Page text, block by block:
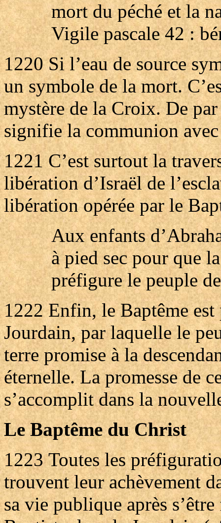
mort du péché et la
Vigile pascale 42 :
1220 Si l’eau de source
un symbole de la mort.
mystère de la Croix. De
signifie la communion
1221 C’est surtout la
libération d’Israël de
libération opérée par le
Aux enfants
à pied sec pour que
préfigure le peuple
1222 Enfin, le Baptême
Jourdain, par laquelle le
terre promise à la
éternelle. La promesse de
s’accomplit dans la
Le Baptême du Christ
1223 Toutes les
trouvent leur achèvement
sa vie publique après